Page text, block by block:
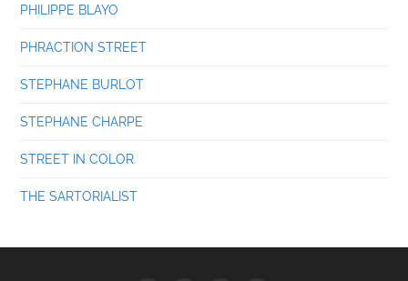
PHILIPPE BLAYO
PHRACTION STREET
STEPHANE BURLOT
STEPHANE CHARPE
STREET IN COLOR
THE SARTORIALIST